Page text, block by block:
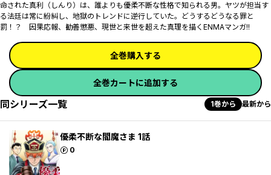
命された真利（しんり）は、誰よりも優柔不断な性格で知られる男。ヤツが担当す
る法廷は常に紛糾し、地獄のトレンドに逆行していた。どうするどうなる罪と
罰！？ 因果応報、勧善懲悪、現世と来世を超えた真理を描くENMAマンガ!!
全巻購入する
全巻カートに追加する
同シリーズ一覧 1巻から 最新から
優柔不断な閻魔さま 1話
0
ポイント